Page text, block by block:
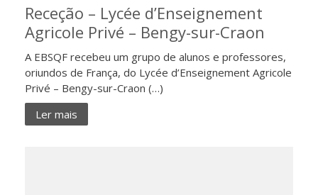
Receção – Lycée d’Enseignement
Agricole Privé – Bengy-sur-Craon
A EBSQF recebeu um grupo de alunos e professores,
oriundos de França, do Lycée d’Enseignement Agricole
Privé – Bengy-sur-Craon (…)
Ler mais